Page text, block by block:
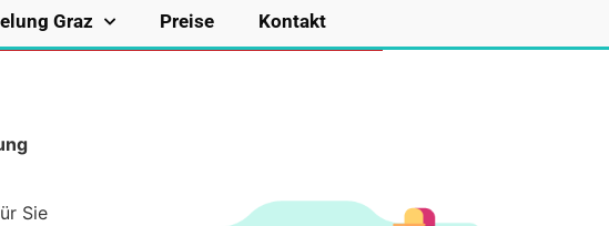
Graz Preise Kontakt
Sie